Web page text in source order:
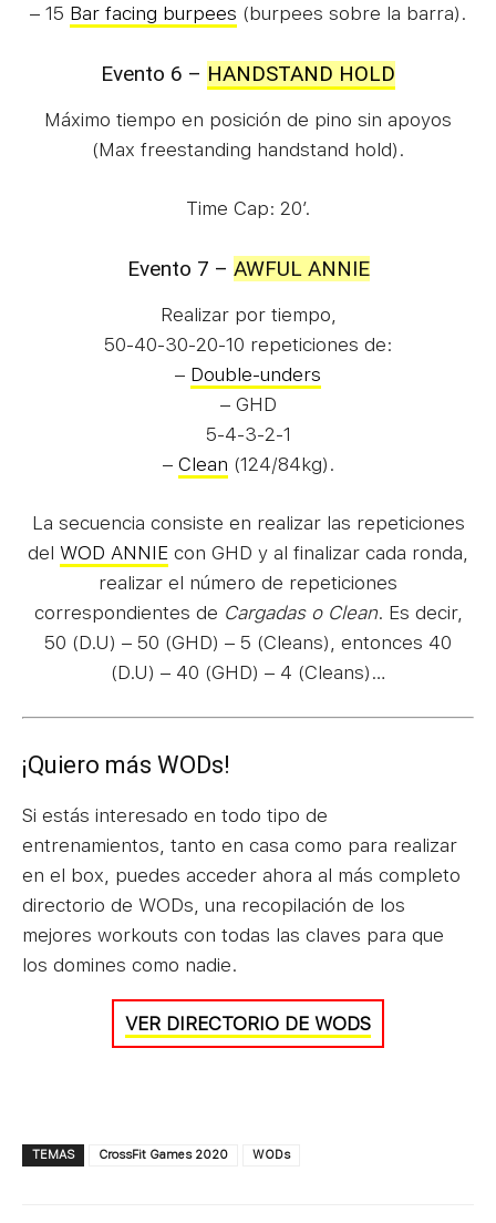
– 15 Bar facing burpees (burpees sobre la barra).
Evento 6 – HANDSTAND HOLD
Máximo tiempo en posición de pino sin apoyos
(Max freestanding handstand hold).
Time Cap: 20′.
Evento 7 – AWFUL ANNIE
Realizar por tiempo,
50-40-30-20-10 repeticiones de:
– Double-unders
– GHD
5-4-3-2-1
– Clean (124/84kg).
La secuencia consiste en realizar las repeticiones
del WOD ANNIE con GHD y al finalizar cada ronda,
realizar el número de repeticiones
correspondientes de Cargadas o Clean. Es decir,
50 (D.U) – 50 (GHD) – 5 (Cleans), entonces 40
(D.U) – 40 (GHD) – 4 (Cleans)…
¡Quiero más WODs!
Si estás interesado en todo tipo de
entrenamientos, tanto en casa como para realizar
en el box, puedes acceder ahora al más completo
directorio de WODs, una recopilación de los
mejores workouts con todas las claves para que
los domines como nadie.
VER DIRECTORIO DE WODS
TEMAS CrossFit Games 2020 WODs